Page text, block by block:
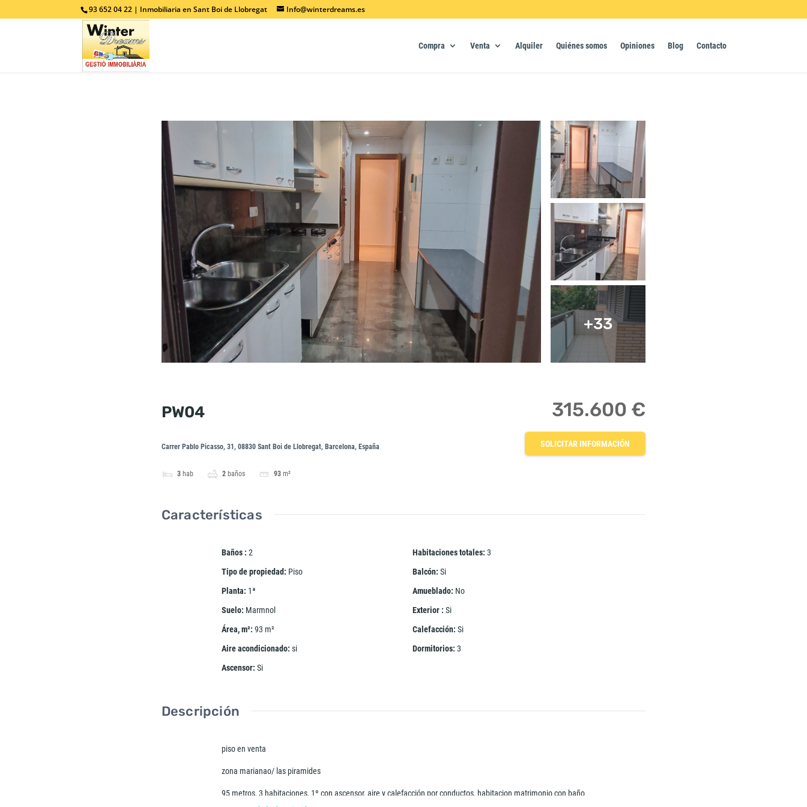
93 652 04 22 | Inmobiliaria en Sant Boi de Llobregat Info@winterdreams.es
Compra Venta Alquiler Quiénes somos Opiniones Blog Contacto
+33
PW04
Carrer Pablo Picasso, 31, 08830 Sant Boi de Llobregat, Barcelona, España
3 hab 2 baños 93 m²
315.600 €
SOLICITAR INFORMACIÓN
Características
Baños : 2 Habitaciones totales: 3
Tipo de propiedad: Piso Balcón: Si
Planta: 1ª Amueblado: No
Suelo: Marmnol Exterior : Si
Área, m²: 93 m² Calefacción: Si
Aire acondicionado: si Dormitorios: 3
Ascensor: Si
Descripción
piso en venta
zona marianao/ las piramides
95 metros, 3 habitaciones, 1º con ascensor, aire y calefacción por conductos, habitacion matrimonio con baño